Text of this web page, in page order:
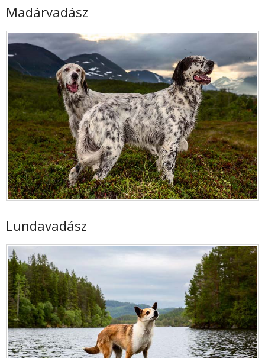
Madárvadász
Lundavadász